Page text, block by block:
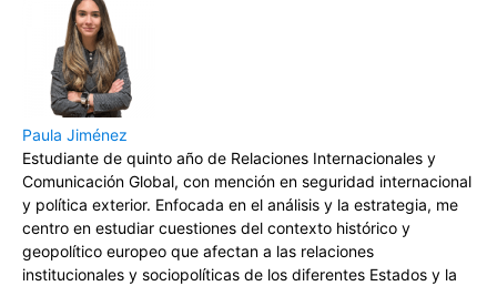
Paula Jiménez
Estudiante de quinto año de Relaciones Internacionales y
Comunicación Global, con mención en seguridad internacional
y política exterior. Enfocada en el análisis y la estrategia, me
centro en estudiar cuestiones del contexto histórico y
geopolítico europeo que afectan a las relaciones
institucionales y sociopolíticas de los diferentes Estados y la